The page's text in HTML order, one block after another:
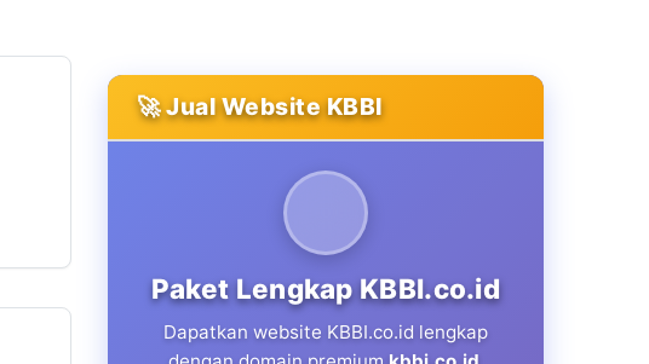
🚀 Jual Website KBBI
Paket Lengkap KBBI.co.id
Dapatkan website KBBI.co.id lengkap